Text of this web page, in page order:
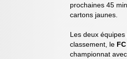
prochaines 45
cartons jaunes.
Les deux
classement, le
championnat